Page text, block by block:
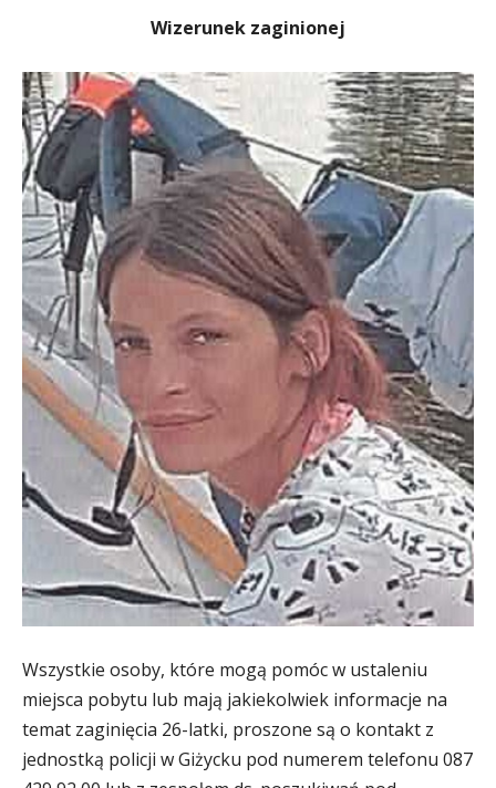
Wizerunek zaginionej
Wszystkie osoby, które mogą pomóc w ustaleniu
miejsca pobytu lub mają jakiekolwiek informacje na
temat zaginięcia 26-latki, proszone są o kontakt z
jednostką policji w Giżycku pod numerem telefonu 087